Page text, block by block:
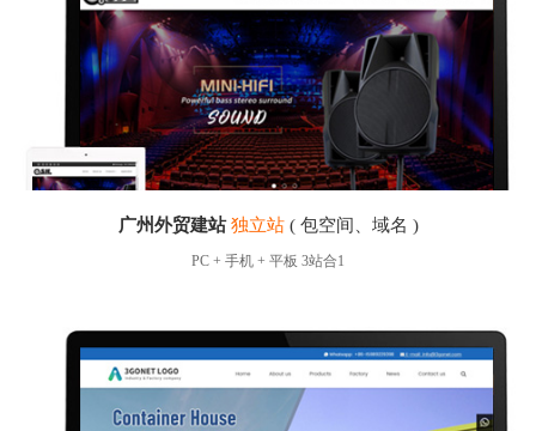
广州外贸建站 独立站( 包空间、域名 )
PC + 手机 + 平板 3站合1